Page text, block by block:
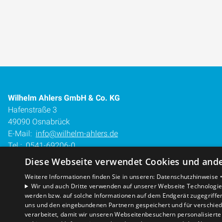
Wilhelm Ahlers GmbH & Co. KG
Hafenstraße 3
49090 Osnabrück
E-Mail: info@wilhelm-ahlers.de
Tel.: 0541-69206-0
Impressum
Barrierefreiheitserklärung
Datenschutzerklärung
AGB
Diese Webseite verwendet Cookies und
Weitere Informationen finden Sie in unseren: Datenschutzhinweise •
Wir und auch Dritte verwenden auf unserer Webseite
werden bzw. auf solche Informationen auf dem Endgerät
uns und den eingebundenen Partnern gespeichert und für
verarbeitet, damit wir unseren Webseitenbesuchern